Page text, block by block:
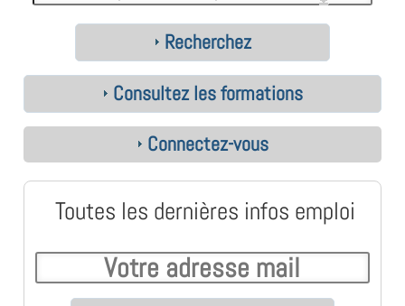
Recherchez
Consultez les formations
Connectez-vous
Toutes les dernières infos emploi